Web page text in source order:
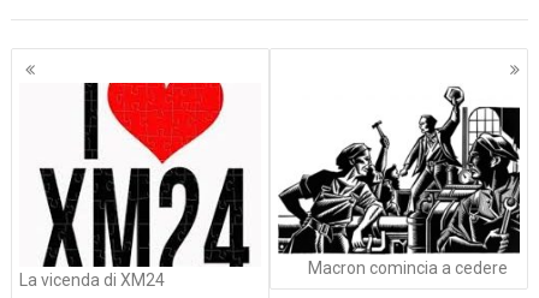
Navigazione
articoli
La vicenda di XM24
Macron comincia a cedere